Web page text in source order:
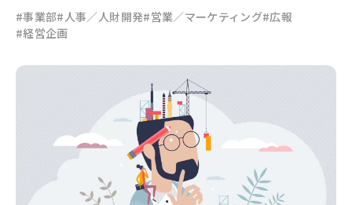
#事業部#人事／人財開発#営業／マーケティング#広報
#経営企画